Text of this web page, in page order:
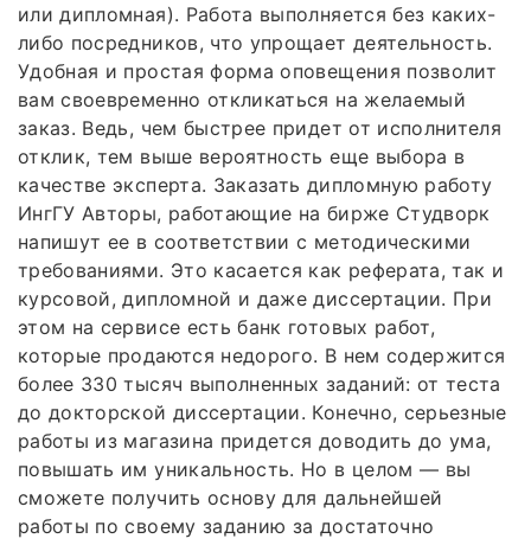
или дипломная). Работа выполняется без каких-
либо посредников, что упрощает деятельность.
Удобная и простая форма оповещения позволит
вам своевременно откликаться на желаемый
заказ. Ведь, чем быстрее придет от исполнителя
отклик, тем выше вероятность еще выбора в
качестве эксперта. Заказать дипломную работу
ИнгГУ Авторы, работающие на бирже Студворк
напишут ее в соответствии с методическими
требованиями. Это касается как реферата, так и
курсовой, дипломной и даже диссертации. При
этом на сервисе есть банк готовых работ,
которые продаются недорого. В нем содержится
более 330 тысяч выполненных заданий: от теста
до докторской диссертации. Конечно, серьезные
работы из магазина придется доводить до ума,
повышать им уникальность. Но в целом — вы
сможете получить основу для дальнейшей
работы по своему заданию за достаточно